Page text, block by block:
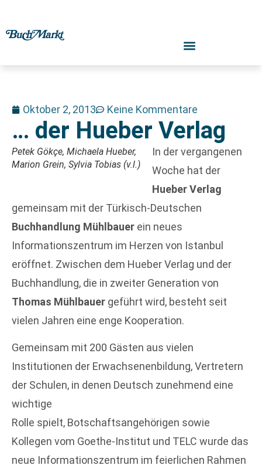
Oktober 2, 2013 Keine Kommentare
… der Hueber Verlag
Petek Gökçe, Michaela Hueber,
Marion Grein, Sylvia Tobias (v.l.)
In der vergangenen
Woche hat der
Hueber Verlag
gemeinsam mit der Türkisch-Deutschen
Buchhandlung Mühlbauer ein neues
Informationszentrum im Herzen von Istanbul
eröffnet. Zwischen dem Hueber Verlag und der
Buchhandlung, die in zweiter Generation von
Thomas Mühlbauer geführt wird, besteht seit
vielen Jahren eine enge Kooperation.
Gemeinsam mit 200 Gästen aus vielen
Institutionen der Erwachsenenbildung, Vertretern
der Schulen, in denen Deutsch zunehmend eine
wichtige
Rolle spielt, Botschaftsangehörigen sowie
Kollegen vom Goethe-Institut und TELC wurde das
neue Informationszentrum im feierlichen Rahmen